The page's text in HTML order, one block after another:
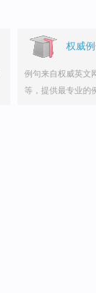
权威
例句来自权威英文
等，提供最专业的